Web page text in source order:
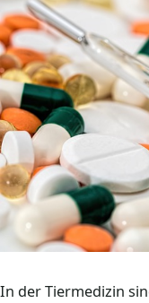
In der Tiermedizin